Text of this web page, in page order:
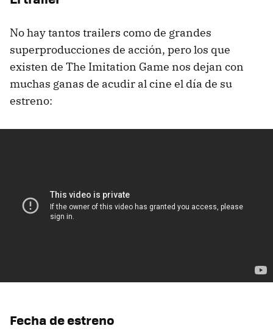
No hay tantos trailers como de grandes
superproducciones de acción, pero los que
existen de The Imitation Game nos dejan con
muchas ganas de acudir al cine el día de su
estreno:
Fecha de estreno